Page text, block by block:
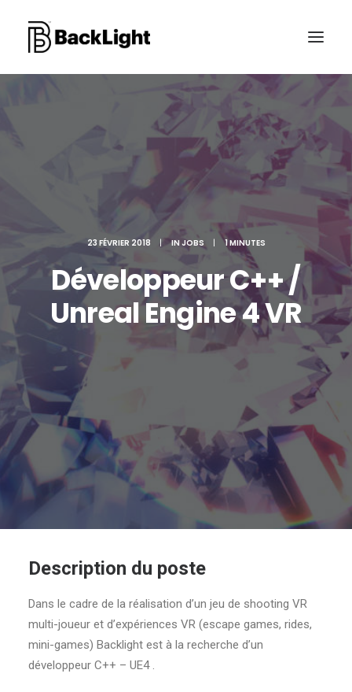
PROJETS XR
LE STUDIO
CONTACT
RECHERCHE
23 FÉVRIER 2018 | INJOBS | 1 MINUTES
Développeur C++ /
Unreal Engine 4 VR
Description du poste
Dans le cadre de la réalisation d’un jeu de shooting VR
multi-joueur et d’expériences VR (escape games, rides,
mini-games) Backlight est à la recherche d’un
développeur C++ – UE4 .